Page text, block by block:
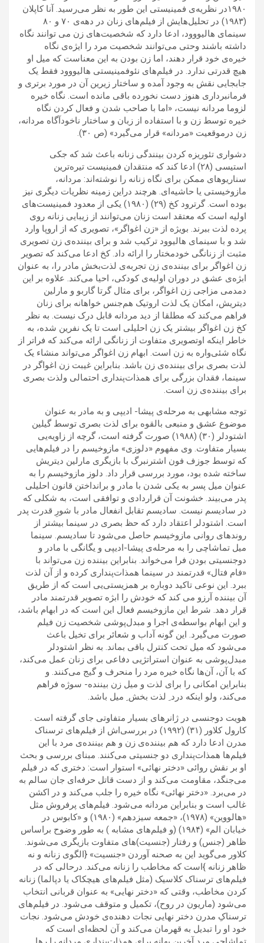
۱۹۸۰در نظریه‌ی فمینیستی این طور به نظر می‌رسید. آنا کاپلان
(۱۹۸۳) در تحلیل‌هایش از فیلم‌های زنان در دهه‌ی ۷۰ و ۸۰
سینمای هالیووود، ادعا دارد که شخصیت‌های زن می توانند نگاه
داشته باشند وحتی می‌توانند شخصیت مرد را ایژه‌ی نگاه
خیره‌ی خود قرار دهند، اما زن بودن به این معناست که میل او
هیچ قدرتی ندارد. در فیلم‌های نئوفمینیستی هالیووود فقط یک
جابجایی نقش به وجود آمده و ساختار زیرین آن در مورد برتری و
فرمانبرداری هنوز دست نخورده باقی مانده است. نگاه خیره
لزوما مردانه نیست، «اما با صاحب شدن و فعال کردن نگاه‌
خیره توسط زن و با استفاده از زبان و ساختار ناخودآگاه مردانه،
زن درموقعیت «مردانه» قرار می‌گیرد» (ص ۳۰).
دشواری تئوریزه کردن بینندگی زنانه باعث شد که جکی
استیسی (۲۸) ادعا کند که منتقدان فمینیست تیره‌ترین
سناریوهای ممکن برای نگاه زنانه را نوشته‌اند: مردانه،
مازوخیستی یا حاشیه‌ای. هرچند دراین زمینه نظریات دیگری نیز
بوده است. گرترود کخ (۲۹) (۱۹۸۰) یکی از معدود فمینیست‌های
اولیه است که معتقد است زنان می‌توانند از زیبایی زنانه روی
پرده لذت ببرند. بویژه از «زن اغواگر»، تصویری که از اروپا وارد
شد و با سینمای هالیوود ترکیب شد و برای بیننده‌ی زن تصویری
مثبت از زنانگی خودمختار را ارائه ‌داد. کخ ادعا می‌کند که تصویر
زن اغواگر برای بیننده‌ی زن تجربه‌ی لذت‌بخش مادر را، به عنوان
ابژه‌ی‌ عشق در دوران اولیه‌ی کودکی، احیا می‌کند. علاوه بر این
دمدمی مزاجی زن اغواگر، برای مثال گرتا گاربو و مارلین
دیتریش، امکان یک لذت اروتیک هم‌جنس خواهانه برای زنان
فراهم می‌کند که مطلقا از دید مردانه قابل درک نیست. به نظر
کخ زن اغواگر بیشتر یک زن احلیلی است تا یک نفرین شده، به
خاطر اینکه اوتصویری متفاوت از زنانگی ارائه می‌کند که فراتر از
نگاه شئی‌واره به زن است. ابهام زن اغواگر می‌تواند منشاء یک
لذت بصری برای بیننده‌ی زن باشد. بنابراین غیبت زن اغواگر در
سینما، فقدان بزرگی برای همذات‌پنداری احتمالی ولذت بصری
برای بیننده‌ی زن است.
توجه مشابهی به مرحله‌ی پیشا- ادیپی و به مادر به عنوان
موضوع عشق و منبعی بالقوه برای لذت بصری توسط گیلین
اشتودلر (۳۰) (۱۹۸۸) صورت گرفته است، گرچه از زاویه‌یی
بسیار متفاوت. وی مفهوم «دلوزی» مازوخیسم را در فیلم‌هایی
که توسط جوزف فون اشترنبرگ با بازیگری مارلین دیتریش
ساخته شده بود، مورد بررسی قرار داد. دلوز مازوخیسم را به
عنوان میل پسر به یکی شدن با مادر و برانداختن قانون احلیلی
پدر می‌بیند. خشونت آن قراردادی و توافقی است، به شکلی که
در سادیسم نیست. سادیسم تقابل انفعال مادر با شورِ قدرت پدر
است. اشتودلر اعتقاد دارد که حظ بصری در سینما بیشتر از
روندهای روانی مازوخیسم حاصل می‌شود تا سادیسم. سینما
میل تماشاچی را به مرحله‌ی پیشا-ادیپی و یگانگی با مادر و
دوجنسیتی بودن فرا می‌خواند. بنابراین بیننده زن می‌تواند با
«فام فتال» قدرتمند در سینما همذات‌پنداری کرده و از آن لذت
ببرد. این نوعی تاکید دوباره بر همزیستی‌یی است که از طریق
آن بیننده آرزو می کند که خودش را ابژه تصویر قدرتمند مادر
قرار دهد. شرط این مازوخیسم فعال این است که در ابهام باشد،
و این ابهام بواسطه‌ی اجرا و مبدل‌پوشی شخصیت زن فیلم
صورت می‌گیرد. این گونه آداب و شعائر برای تخیل باعث
می‌شود که میل تحت کنترل باقی بماند. به نظر اشتودلر
مبدل‌پوشی به عنوان استراتژیی دفاعی برای زنان عمل می‌کند،
که با آن، آن‌ها نگاه خیره مرد را منحرف و گیج می‌کنند. و
بنابراین امکانی را برای لذت و میل زن بیننده- سوژه فراهم
می‌کند، ولو اینکه درد ِ لذت بخش ِ میل باشد.
هویت دوجنسی در ژانرهای بسیار متفاوتی جای گرفته است .
کارول کلاور (۳۱) (۱۹۹۲) در بررسی‌اش از فیلم‌های ترسناک
مدرن ادعا دارد که هم بیننده‌ی زن و هم بیننده‌ی مرد با این
فیلم‌ها همذات‌پنداری دو جنسیتی می‌کنند. مبنای بررسی و بحث
او بر نقش روائی «دختر نهائی» استوار است: دختری که در فیلم
می‌جنگد، مقاومت می‌کند و از دست قاتل حرفه‌ای جان سالم به
در می‌برد. «دختر نهائی» نگاه خیره را جلب می‌کند و در اکشن
غالب است و بنابراین مردانه می‌شود. فیلم‌های پرفروش مثل
«هالووین» (۱۹۷۸)، «جمعه سیزدهم» (۱۹۸۰) و «کابوس در
خیابان الم» (۱۹۸۴) (و فیلم‌های مشابه ) به طور وضوح براساس
ظاهر (جنس) و رفتار (جنسیت)‌های متفاوت بازیگری می‌شوند.
کلاور می‌گوید این به صحنه آوردن «جنسیت» {الگوی زنانه و نه
ظاهر زنانه }است که مخاطب را زنانه می‌کند. درحالی که در
فیلم‌های ترسناک کلاسیک (مثل فیلم‌های هیچکاک یا دپالما) زنانه
کردن مخاطب، وقتی که «دختر نهایی» به عنوان قربانی انتخاب
می‌شود (ماریون در روح)، تکمیل و متوقف می‌شود. در فیلم‌های
ترسناکِ مدرن دختر نهایی نجات دهنده‌ی خودش می‌شود. نجات
خود او را تبدیل به قهرمان می‌کند و آن لحظه‌ای است که